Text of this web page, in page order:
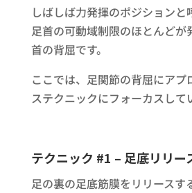
しばしば力発揮のポジションと
足首の可動域制限のほとんどが
首の背屈です。
ここでは、足関節の背屈にアプ
ステクニックにフォーカスして
テクニック #1 – 足底リリー
足の裏の足底筋膜をリリースす